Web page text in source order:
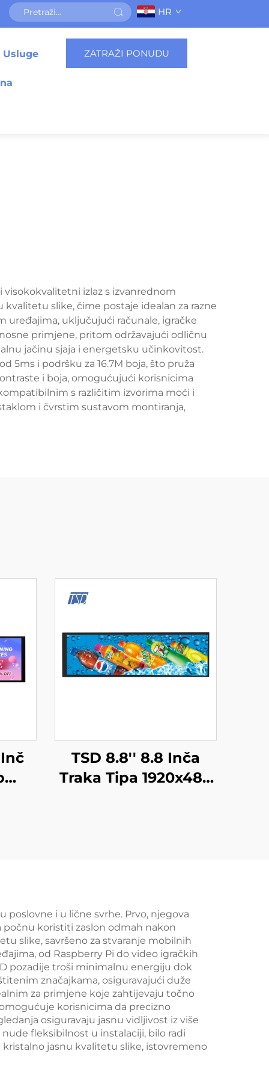
HR
Usluge ZATRAŽI PONUDU
izlaz s izvanrednom
slike, čime postaje idealan za razne
uključujući računale, igračke
primjene, pritom održavajući odličnu
jačinu sjaja i energetsku učinkovitost.
5ms i podršku za 16.7M boja, što pruža
i boja, omogućujući korisnicima
s različitim izvorima moći i
i čvrstim sustavom montiranja,
TSD 8.8'' 8.8 Inča
Traka Tipa 1920x480
i u lične svrhe. Prvo, njegova
koristiti zaslon odmah nakon
slike, savršeno za stvaranje mobilnih
od Raspberry Pi do video igračkih
pozadije troši minimalnu energiju dok
značajkama, osiguravajući duže
za primjene koje zahtijevaju točno
korisnicima da precizno
osiguravaju jasnu vidljivost iz više
fleksibilnost u instalaciji, bilo radi
kristalno jasnu kvalitetu slike, istovremeno